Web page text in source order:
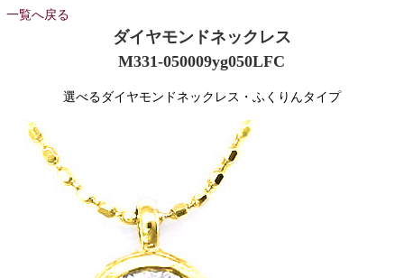
一覧へ戻る
ダイヤモンドネックレス
M331-050009yg050LFC
選べるダイヤモンドネックレス・ふくりんタイプ